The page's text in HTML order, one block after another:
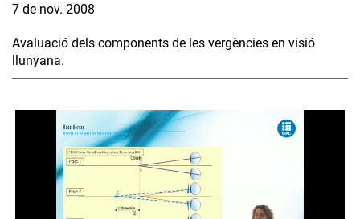
7 de nov. 2008
Avaluació dels components de les vergències en visió
llunyana.